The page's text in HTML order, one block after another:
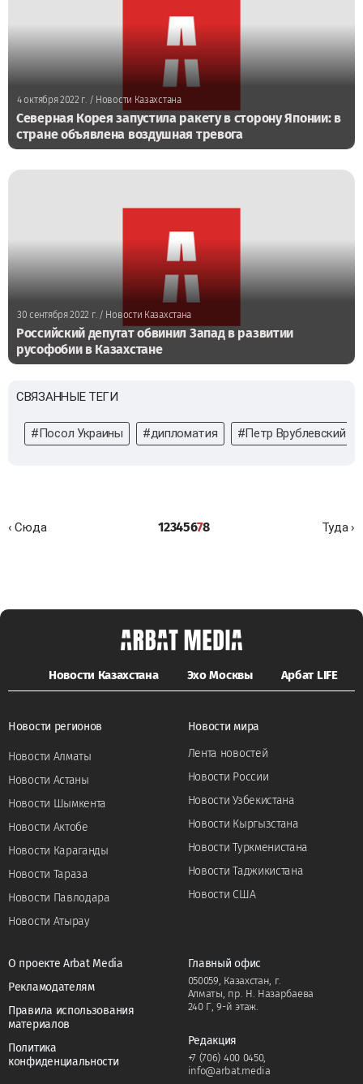
4 октября 2022 г. / Новости Казахстана
Северная Корея запустила ракету в сторону Японии: в
стране объявлена воздушная тревога
30 сентября 2022 г./ Новости Казахстана
Российский депутат обвинил Запад в развитии
русофобии в Казахстане
СВЯЗАННЫЕ ТЕГИ
#Посол Украины #дипломатия #Петр Врублевский
‹ Сюда 12345678 Туда ›
Новости Казахстана Эхо Москвы Арбат LIFE
Новости регионов
Новости Алматы
Новости Астаны
Новости Шымкента
Новости Актобе
Новости Караганды
Новости Тараза
Новости Павлодара
Новости Атырау
Новости мира
Лента новостей
Новости России
Новости Узбекистана
Новости Кыргызстана
Новости Туркменистана
Новости Таджикистана
Новости США
О проекте Arbat Media
Рекламодателям
Правила использования
материалов
Политика
конфиденциальности
Главный офис
050059, Казахстан, г.
Алматы, пр. Н. Назарбаева
240 Г, 9-й этаж.
Редакция
+7 (706) 400 0450,
info@arbat.media